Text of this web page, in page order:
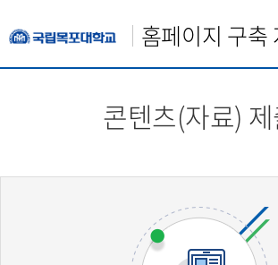
홈페이지 구축
콘텐츠(자료)